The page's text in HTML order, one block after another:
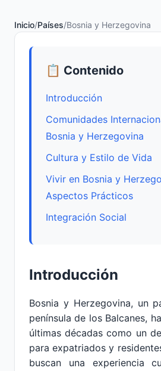
Inicio/Países/Bosnia y Herzegovina
📋 Contenido
Introducción
Comunidades
Bosnia y Herzegovina
Cultura y Estilo de Vida
Vivir en Bosnia y
Aspectos Prácticos
Integración Social
Introducción
Bosnia y Herzegovina, un
península de los Balcanes,
últimas décadas como un
para expatriados y
buscan una experiencia